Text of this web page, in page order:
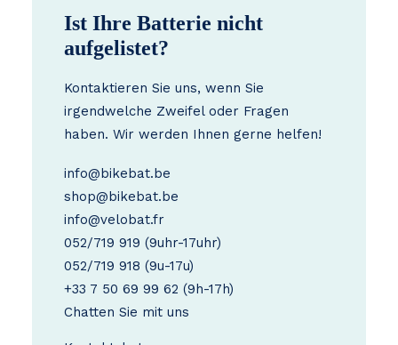
Ist Ihre Batterie nicht
aufgelistet?
Kontaktieren Sie uns, wenn Sie
irgendwelche Zweifel oder Fragen
haben. Wir werden Ihnen gerne helfen!
info@bikebat.be
shop@bikebat.be
info@velobat.fr
052/719 919 (9uhr-17uhr)
052/719 918 (9u-17u)
+33 7 50 69 99 62 (9h-17h)
Chatten Sie mit uns